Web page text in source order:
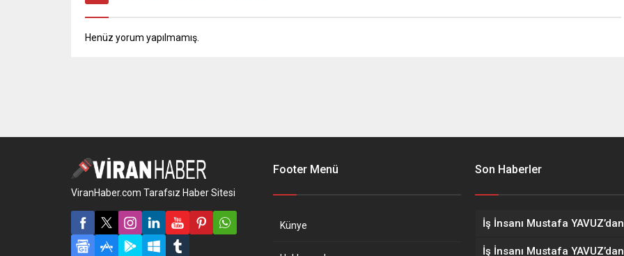
Henüz yorum yapılmamış.
ViranHaber.com Tarafsız Haber Sitesi
Footer Menü
Künye
Son Haberler